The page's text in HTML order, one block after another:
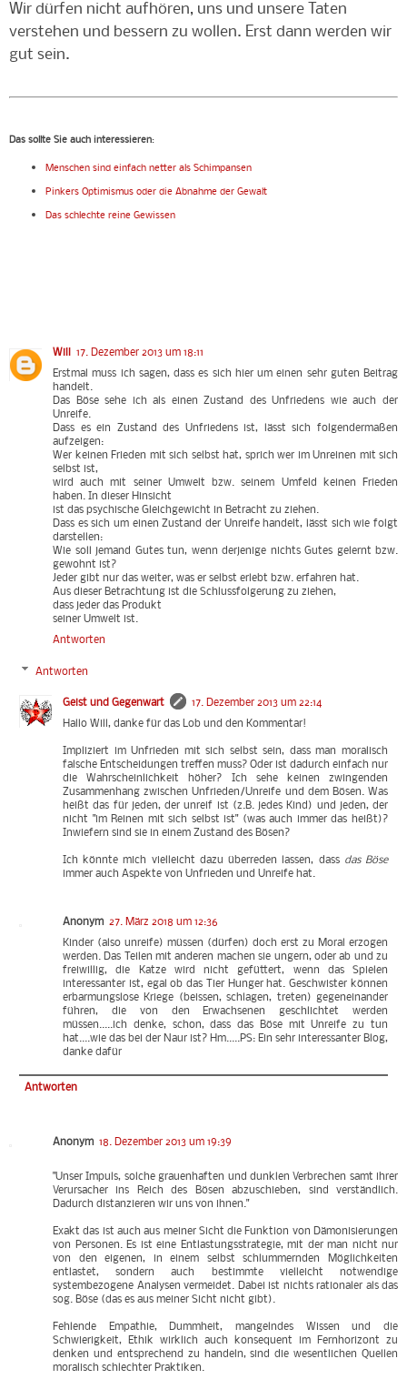
Wir dürfen nicht aufhören, uns und unsere Taten
verstehen und bessern zu wollen. Erst dann werden wir
gut sein.
Das sollte Sie auch interessieren:
Menschen sind einfach netter als Schimpansen
Pinkers Optimismus oder die Abnahme der Gewalt
Das schlechte reine Gewissen
Will
17. Dezember 2013 um 18:11
Erstmal muss ich sagen, dass es sich hier um einen sehr guten Beitrag
handelt.
Das Böse sehe ich als einen Zustand des Unfriedens wie auch der
Unreife.
Dass es ein Zustand des Unfriedens ist, lässt sich folgendermaßen
aufzeigen:
Wer keinen Frieden mit sich selbst hat, sprich wer im Unreinen mit sich
selbst ist,
wird auch mit seiner Umwelt bzw. seinem Umfeld keinen Frieden
haben. In dieser Hinsicht
ist das psychische Gleichgewicht in Betracht zu ziehen.
Dass es sich um einen Zustand der Unreife handelt, lässt sich wie folgt
darstellen:
Wie soll jemand Gutes tun, wenn derjenige nichts Gutes gelernt bzw.
gewohnt ist?
Jeder gibt nur das weiter, was er selbst erlebt bzw. erfahren hat.
Aus dieser Betrachtung ist die Schlussfolgerung zu ziehen,
dass jeder das Produkt
seiner Umwelt ist.
Antworten
Antworten
Geist und Gegenwart
17. Dezember 2013 um 22:14
Hallo Will, danke für das Lob und den Kommentar!
Impliziert im Unfrieden mit sich selbst sein, dass man moralisch
falsche Entscheidungen treffen muss? Oder ist dadurch einfach nur
die Wahrscheinlichkeit höher? Ich sehe keinen zwingenden
Zusammenhang zwischen Unfrieden/Unreife und dem Bösen. Was
heißt das für jeden, der unreif ist (z.B. jedes Kind) und jeden, der
nicht "im Reinen mit sich selbst ist" (was auch immer das heißt)?
Inwiefern sind sie in einem Zustand des Bösen?
Ich könnte mich vielleicht dazu überreden lassen, dass das Böse
immer auch Aspekte von Unfrieden und Unreife hat.
Anonym 27. März 2018 um 12:36
Kinder (also unreife) müssen (dürfen) doch erst zu Moral erzogen
werden. Das Teilen mit anderen machen sie ungern, oder ab und zu
freiwillig, die Katze wird nicht gefüttert, wenn das Spielen
interessanter ist, egal ob das Tier Hunger hat. Geschwister können
erbarmungslose Kriege (beissen, schlagen, treten) gegeneinander
führen, die von den Erwachsenen geschlichtet werden
müssen.....ich denke, schon, dass das Böse mit Unreife zu tun
hat....wie das bei der Naur ist? Hm.....PS: Ein sehr interessanter Blog,
danke dafür
Antworten
Anonym 18. Dezember 2013 um 19:39
"Unser Impuls, solche grauenhaften und dunklen Verbrechen samt ihrer
Verursacher ins Reich des Bösen abzuschieben, sind verständlich.
Dadurch distanzieren wir uns von ihnen."
Exakt das ist auch aus meiner Sicht die Funktion von Dämonisierungen
von Personen. Es ist eine Entlastungsstrategie, mit der man nicht nur
von den eigenen, in einem selbst schlummernden Möglichkeiten
entlastet, sondern auch bestimmte vielleicht notwendige
systembezogene Analysen vermeidet. Dabei ist nichts rationaler als das
sog. Böse (das es aus meiner Sicht nicht gibt).
Fehlende Empathie, Dummheit, mangelndes Wissen und die
Schwierigkeit, Ethik wirklich auch konsequent im Fernhorizont zu
denken und entsprechend zu handeln, sind die wesentlichen Quellen
moralisch schlechter Praktiken.